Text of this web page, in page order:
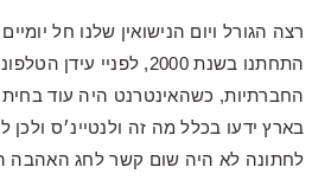
רצה הגורל ויום הנישואין שלנו חל
התחתנו בשנת 2000, לפניי
החברתיות, כשהאינטרנט היה עוד
בארץ ידעו בכלל מה זה ולנטיינ׳ס ולכן
לחתונה לא היה שום קשר לחג האהבה